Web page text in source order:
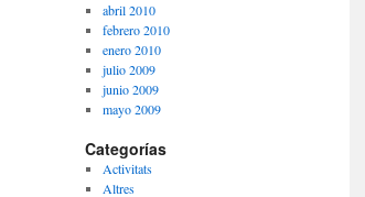
abril 2010
febrero 2010
enero 2010
julio 2009
junio 2009
mayo 2009
Categorías
Activitats
Altres